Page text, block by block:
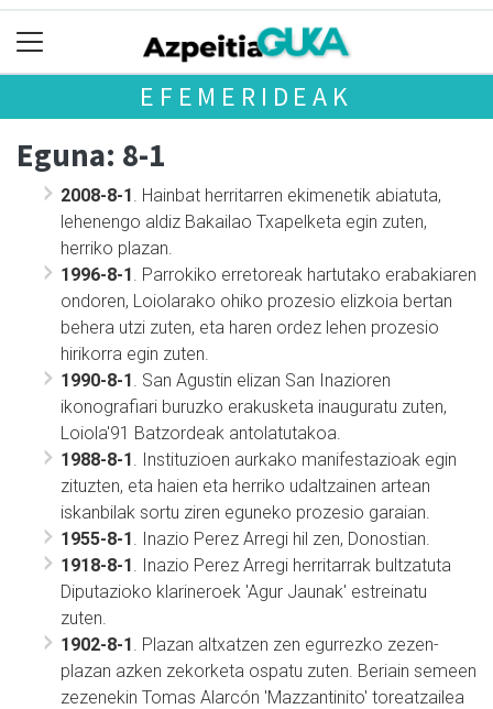
EFEMERIDEAK
Eguna: 8-1
2008-8-1 . Hainbat herritarren ekimenetik abiatuta,
lehenengo aldiz Bakailao Txapelketa egin zuten,
herriko plazan.
1996-8-1 . Parrokiko erretoreak hartutako erabakiaren
ondoren, Loiolarako ohiko prozesio elizkoia bertan
behera utzi zuten, eta haren ordez lehen prozesio
hirikorra egin zuten.
1990-8-1 . San Agustin elizan San Inazioren
ikonografiari buruzko erakusketa inauguratu zuten,
Loiola'91 Batzordeak antolatutakoa.
1988-8-1
. Instituzioen aurkako manifestazioak egin
zituzten, eta haien eta herriko udaltzainen artean
iskanbilak sortu ziren eguneko prozesio garaian.
1955-8-1
. Inazio Perez Arregi hil zen, Donostian.
1918-8-1
. Inazio Perez Arregi herritarrak bultzatuta
Diputazioko klarineroek 'Agur Jaunak' estreinatu
zuten.
1902-8-1 . Plazan altxatzen zen egurrezko zezen-
plazan azken zekorketa ospatu zuten. Beriain semeen
zezenekin Tomas Alarcón 'Mazzantinito' toreatzailea